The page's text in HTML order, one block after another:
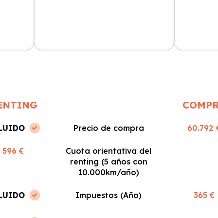
Precio de compra 60.792
596 €
Cuota orientativa del
renting (5 años con
10.000km/año)
Impuestos (Año) 365 €